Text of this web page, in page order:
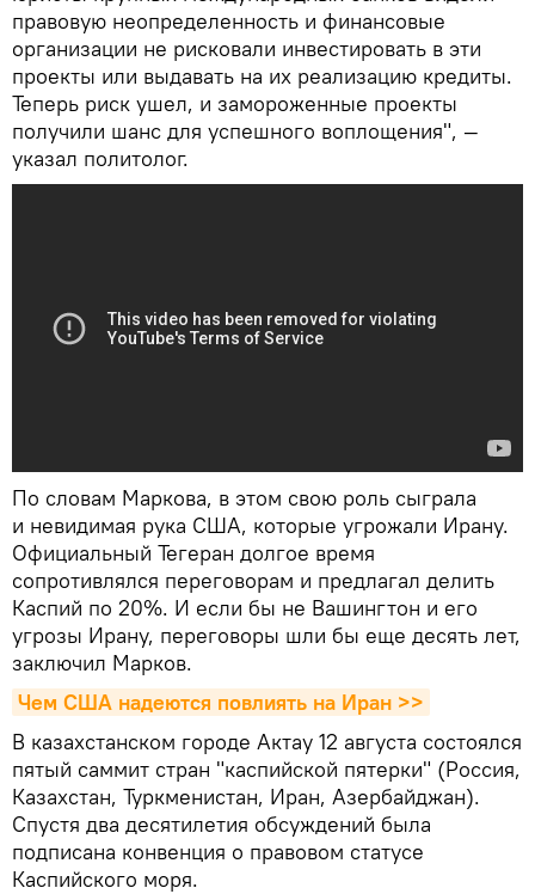
правовую неопределенность и финансовые
организации не рисковали инвестировать в эти
проекты или выдавать на их реализацию кредиты.
Теперь риск ушел, и замороженные проекты
получили шанс для успешного воплощения", —
указал политолог.
По словам Маркова, в этом свою роль сыграла
и невидимая рука США, которые угрожали Ирану.
Официальный Тегеран долгое время
сопротивлялся переговорам и предлагал делить
Каспий по 20%. И если бы не Вашингтон и его
угрозы Ирану, переговоры шли бы еще десять лет,
заключил Марков.
Чем США надеются повлиять на Иран >>
В казахстанском городе Актау 12 августа состоялся
пятый саммит стран "каспийской пятерки" (Россия,
Казахстан, Туркменистан, Иран, Азербайджан).
Спустя два десятилетия обсуждений была
подписана конвенция о правовом статусе
Каспийского моря.